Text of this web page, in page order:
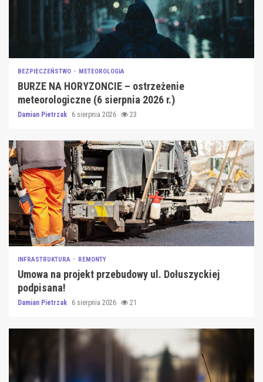
BEZPIECZEŃSTWO METEOROLOGIA
BURZE NA HORYZONCIE – ostrzeżenie
meteorologiczne (6 sierpnia 2026 r.)
Damian Pietrzak 6 sierpnia 2026 23
INFRASTRUKTURA REMONTY
Umowa na projekt przebudowy ul. Dołuszyckiej
podpisana!
Damian Pietrzak 6 sierpnia 2026 21